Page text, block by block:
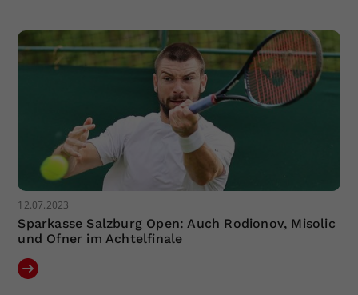
12.07.2023
Sparkasse Salzburg Open: Auch Rodionov, Misolic
und Ofner im Achtelfinale
Zweck
Einstellungen. Unter anderem eine
zufällig generierte ID, für die
historische Speicherung Ihrer
vorgenommen Einstellungen, falls der
Webseiten-Betreiber dies eingestellt
hat.